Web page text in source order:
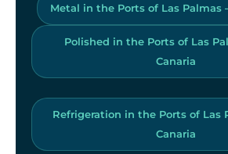
Metal in the Ports of Las Palmas
Polished in the Ports of Las
Canaria
Refrigeration in the Ports of Las
Canaria